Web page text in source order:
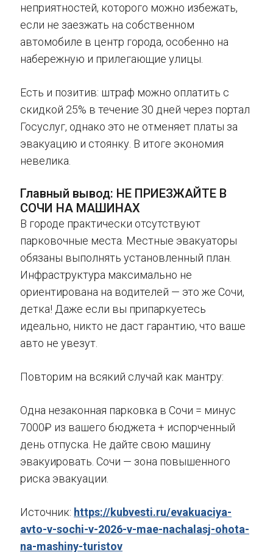
неприятностей, которого можно избежать,
если не заезжать на собственном
автомобиле в центр города, особенно на
набережную и прилегающие улицы.
Есть и позитив: штраф можно оплатить с
скидкой 25% в течение 30 дней через портал
Госуслуг, однако это не отменяет платы за
эвакуацию и стоянку. В итоге экономия
невелика.
Главный вывод: НЕ ПРИЕЗЖАЙТЕ В
СОЧИ НА МАШИНАХ
В городе практически отсутствуют
парковочные места. Местные эвакуаторы
обязаны выполнять установленный план.
Инфраструктура максимально не
ориентирована на водителей — это же Сочи,
детка! Даже если вы припаркуетесь
идеально, никто не даст гарантию, что ваше
авто не увезут.
Повторим на всякий случай как мантру:
Одна незаконная парковка в Сочи = минус
7000₽ из вашего бюджета + испорченный
день отпуска. Не дайте свою машину
эвакуировать. Сочи — зона повышенного
риска эвакуации.
Источник: https://kubvesti.ru/evakuaciya-
avto-v-sochi-v-2026-v-mae-nachalasj-ohota-
na-mashiny-turistov